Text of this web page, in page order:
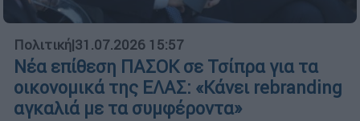
Πολιτική|31.07.2026 15:57
Νέα επίθεση ΠΑΣΟΚ σε Τσίπρα για τα
οικονομικά της ΕΛΑΣ: «Κάνει rebranding
αγκαλιά με τα συμφέροντα»